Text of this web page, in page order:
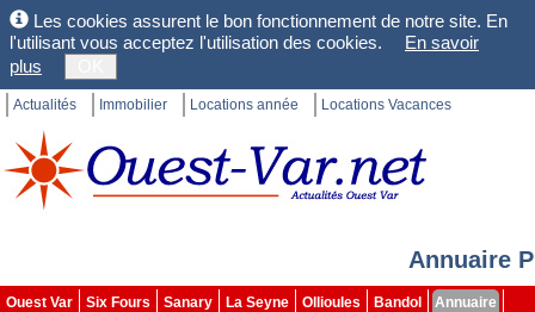
Les cookies assurent le bon fonctionnement de notre site. En
l'utilisant vous acceptez l'utilisation des cookies.
En savoir
plus
Actualités Immobilier Locations année Locations Vacances
Annuaire
Ouest Var Six Fours Sanary La Seyne Ollioules Bandol
Annuaire